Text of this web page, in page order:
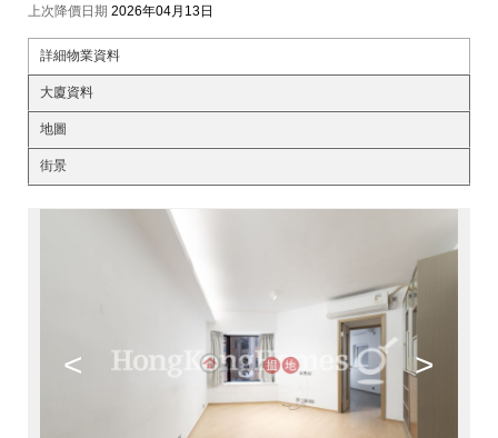
上次降價日期 2026年04月13日
詳細物業資料
大廈資料
地圖
街景
< >